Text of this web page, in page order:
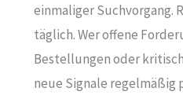
einmaliger Suchvorgang.
täglich. Wer offene
Bestellungen oder
neue Signale regelmäßig